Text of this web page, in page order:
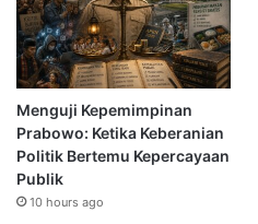
Menguji Kepemimpinan
Prabowo: Ketika Keberanian
Politik Bertemu Kepercayaan
Publik
10 hours ago